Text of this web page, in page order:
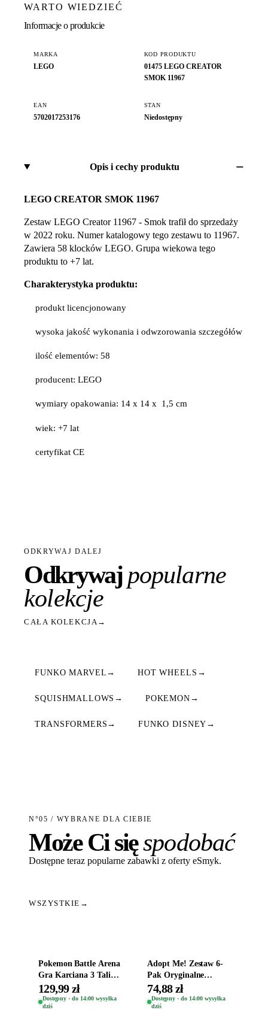
WARTO WIEDZIEĆ
Informacje o produkcie
MARKA
LEGO
KOD PRODUKTU
01475 LEGO CREATOR
SMOK 11967
EAN
5702017253176
STAN
Niedostępny
Opis i cechy produktu
LEGO CREATOR SMOK 11967
Zestaw LEGO Creator 11967 - Smok trafił do sprzedaży
w 2022 roku. Numer katalogowy tego zestawu to 11967.
Zawiera 58 klocków LEGO. Grupa wiekowa tego
produktu to +7 lat.
Charakterystyka produktu:
produkt licencjonowany
wysoka jakość wykonania i odwzorowania szczegółów
ilość elementów: 58
producent: LEGO
wymiary opakowania: 14 x 14 x 1,5 cm
wiek: +7 lat
certyfikat CE
ODKRYWAJ DALEJ
Odkrywajpopularne
kolekcje
CAŁA KOLEKCJA →
FUNKO MARVEL → HOT WHEELS →
SQUISHMALLOWS → POKEMON →
TRANSFORMERS → FUNKO DISNEY →
N°05 / WYBRANE DLA CIEBIE
Może Ci sięspodobać
Dostępne teraz popularne zabawki z oferty eSmyk.
WSZYSTKIE →
Pokemon Battle Arena
Gra Karciana 3 Talie
Oryginal
129,99 zł
Dostępny · do 14:00 wysyłka
dziś
Adopt Me! Zestaw 6-
Pak Oryginalne
Figurki Roblox
Zwierzęta Tropical
Time
74,88 zł
Dostępny · do 14:00 wysyłka
dziś